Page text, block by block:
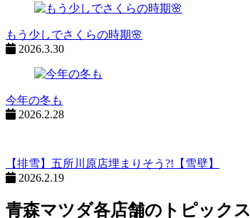
もう少しでさくらの時期🌸
2026.3.30
今年の冬も
2026.2.28
【排雪】五所川原店埋まりそう?!【雪壁】
2026.2.19
青森マツダ各店舗のトピックス